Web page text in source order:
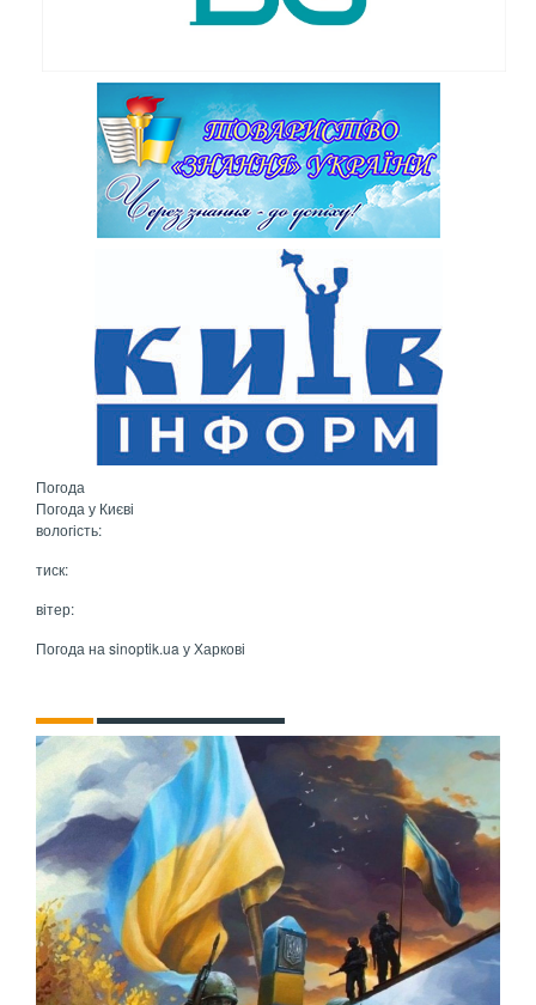
Погода
Погода у Києві
вологість:
тиск:
вітер:
Погода на sinoptik.ua у Харкові